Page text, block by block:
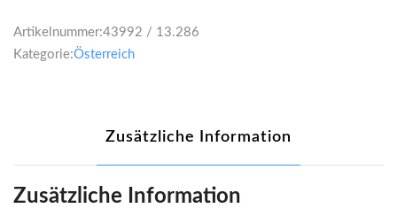
Josef
I.
Artikelnummer:43992 / 13.286
Kategorie:Österreich
Zusätzliche Information
Zusätzliche Information